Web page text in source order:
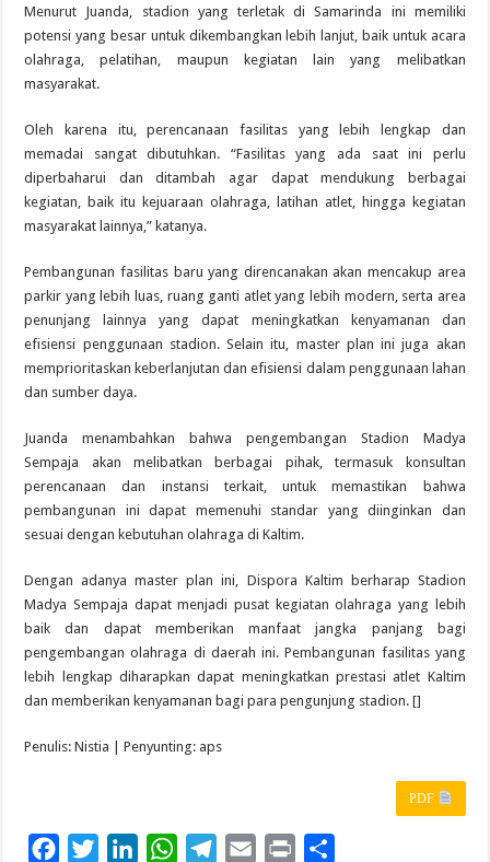
Menurut Juanda, stadion yang terletak di Samarinda ini memiliki
potensi yang besar untuk dikembangkan lebih lanjut, baik untuk acara
olahraga, pelatihan, maupun kegiatan lain yang melibatkan
masyarakat.
Oleh karena itu, perencanaan fasilitas yang lebih lengkap dan
memadai sangat dibutuhkan. “Fasilitas yang ada saat ini perlu
diperbaharui dan ditambah agar dapat mendukung berbagai
kegiatan, baik itu kejuaraan olahraga, latihan atlet, hingga kegiatan
masyarakat lainnya,” katanya.
Pembangunan fasilitas baru yang direncanakan akan mencakup area
parkir yang lebih luas, ruang ganti atlet yang lebih modern, serta area
penunjang lainnya yang dapat meningkatkan kenyamanan dan
efisiensi penggunaan stadion. Selain itu, master plan ini juga akan
memprioritaskan keberlanjutan dan efisiensi dalam penggunaan lahan
dan sumber daya.
Juanda menambahkan bahwa pengembangan Stadion Madya
Sempaja akan melibatkan berbagai pihak, termasuk konsultan
perencanaan dan instansi terkait, untuk memastikan bahwa
pembangunan ini dapat memenuhi standar yang diinginkan dan
sesuai dengan kebutuhan olahraga di Kaltim.
Dengan adanya master plan ini, Dispora Kaltim berharap Stadion
Madya Sempaja dapat menjadi pusat kegiatan olahraga yang lebih
baik dan dapat memberikan manfaat jangka panjang bagi
pengembangan olahraga di daerah ini. Pembangunan fasilitas yang
lebih lengkap diharapkan dapat meningkatkan prestasi atlet Kaltim
dan memberikan kenyamanan bagi para pengunjung stadion. []
Penulis: Nistia | Penyunting: aps
PDF
W